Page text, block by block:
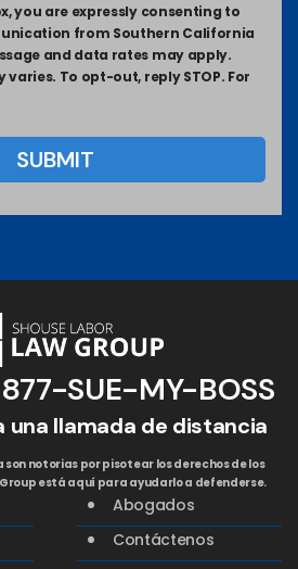
you are expressly consenting to
from Southern California
and data rates may apply.
varies. To opt-out, reply STOP. For
SUE-MY-BOSS
una llamada de distancia
son notorias por pisotear los derechos de los
está aquí para ayudarlo a defenderse.
Abogados
Contáctenos